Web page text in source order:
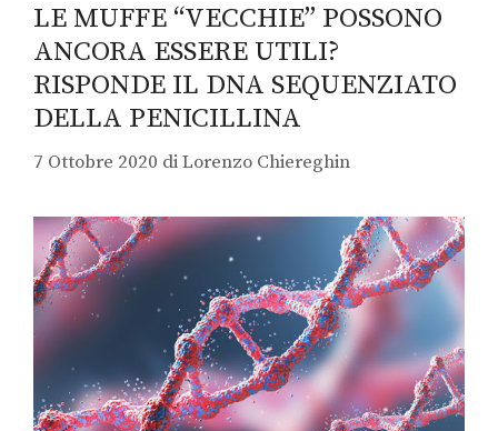
LE MUFFE “VECCHIE” POSSONO
ANCORA ESSERE UTILI?
RISPONDE IL DNA SEQUENZIATO
DELLA PENICILLINA
7 Ottobre 2020 diLorenzo Chiereghin